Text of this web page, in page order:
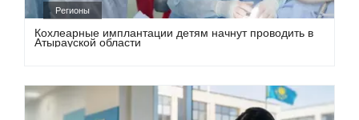
Регионы
Кохлеарные имплантации детям начнут проводить в
Атырауской области